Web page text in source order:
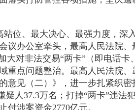
站位、最大决心、最强力度，深
议办公室牵头，最高人民法院
大对非法交易“两卡”（即电话
重点问题整治。最高人民法院
意见（二）》，进一步扎紧织
疑人37.3万名；打掉“两卡”违法
付涉案资金2770亿元。